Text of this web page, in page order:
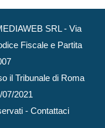
SRL - Via
Fiscale e Partita
il Tribunale di Roma
2021
- Contattaci